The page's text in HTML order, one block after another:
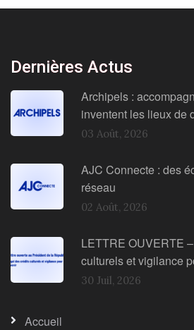
Dernières Actus
Archipels :
inventent les lieux de
03 Août, 2026
AJC Connecte : des
réseau
02 Août, 2026
LETTRE OUVERTE
culturels et vigilance
30 Juil, 2026
Accueil